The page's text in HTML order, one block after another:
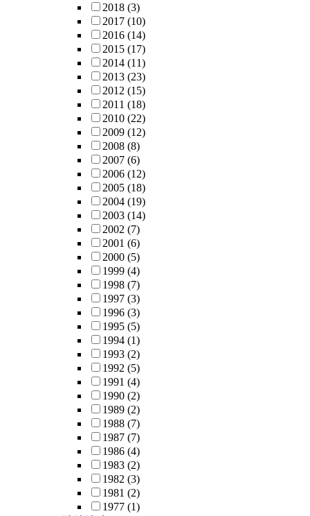
2018 (3)
2017 (10)
2016 (14)
2015 (17)
2014 (11)
2013 (23)
2012 (15)
2011 (18)
2010 (22)
2009 (12)
2008 (8)
2007 (6)
2006 (12)
2005 (18)
2004 (19)
2003 (14)
2002 (7)
2001 (6)
2000 (5)
1999 (4)
1998 (7)
1997 (3)
1996 (3)
1995 (5)
1994 (1)
1993 (2)
1992 (5)
1991 (4)
1990 (2)
1989 (2)
1988 (7)
1987 (7)
1986 (4)
1983 (2)
1982 (3)
1981 (2)
1977 (1)